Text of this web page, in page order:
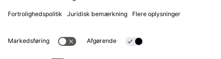
© Kikkoman Trading Europe GmbH 2023 – 2026
Theodorstraße 180, 40472 Düsseldorf, Germany